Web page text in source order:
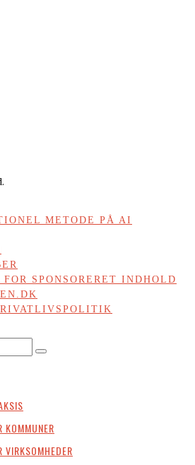
METODE PÅ AI
SPONSORERET INDHOLD
KOMMUNER
VIRKSOMHEDER